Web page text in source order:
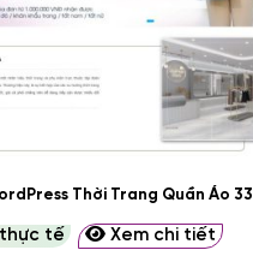
Thời Trang Quần Áo 33
tế Xem chi tiết